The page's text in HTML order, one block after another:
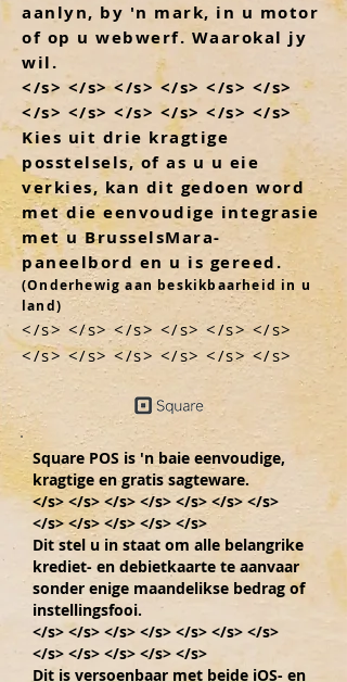
aanlyn, by 'n mark, in u motor
of op u webwerf. Waarokal jy
wil.
</s> </s> </s> </s> </s> </s>
</s> </s> </s> </s> </s> </s>
Kies uit drie kragtige
posstelsels, of as u u eie
verkies, kan dit gedoen word
met die eenvoudige integrasie
met u BrusselsMara-
paneelbord en u is gereed.
(Onderhewig aan beskikbaarheid in u
land)
</s> </s> </s> </s> </s> </s>
</s> </s> </s> </s> </s> </s>
Square POS is 'n baie eenvoudige,
kragtige en gratis sagteware.
</s> </s> </s> </s> </s> </s> </s>
</s> </s> </s> </s> </s>
Dit stel u in staat om alle belangrike
krediet- en debietkaarte te aanvaar
sonder enige maandelikse bedrag of
instellingsfooi.
</s> </s> </s> </s> </s> </s> </s>
</s> </s> </s> </s> </s>
Dit is versoenbaar met beide iOS- en